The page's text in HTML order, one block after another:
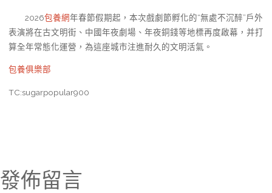
2026包養網年春節假期起，本次戲劇節孵化的“無處不沉醉”戶外
表演將在古文明街、中國年夜劇場、年夜銅錢等地標再度啟幕，并打
算全年常態化運營，為這座城市注進耐久的文明活氣。
包養俱樂部
TC:sugarpopular900
發佈留言